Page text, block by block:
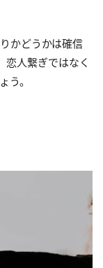
かどうかは確信
人繋ぎではなく
う。